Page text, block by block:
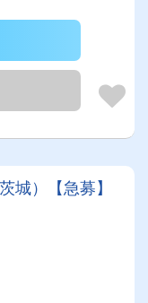
城）【急募】